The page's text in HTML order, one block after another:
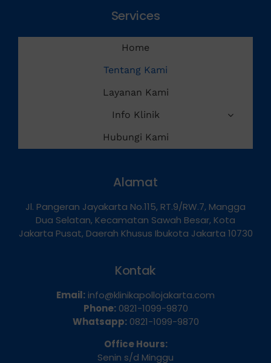
Services
Home
Tentang Kami
Layanan Kami
Info Klinik
Hubungi Kami
Alamat
Jl. Pangeran Jayakarta No.115, RT.9/RW.7, Mangga
Dua Selatan, Kecamatan Sawah Besar, Kota
Jakarta Pusat, Daerah Khusus Ibukota Jakarta 10730
Kontak
Email: info@klinikapollojakarta.com
Phone:0821-1099-9870
Whatsapp:0821-1099-9870
Office Hours:
Senin s/d Minggu